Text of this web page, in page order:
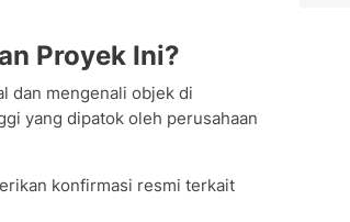
Proyek Ini?
dan mengenali objek di
yang dipatok oleh perusahaan
konfirmasi resmi terkait